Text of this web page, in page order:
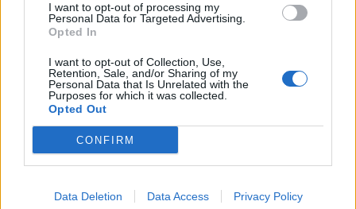
I want to opt-out of processing my
Personal Data for Targeted Advertising.
Opted In
I want to opt-out of Collection, Use,
Retention, Sale, and/or Sharing of my
Personal Data that Is Unrelated with the
Purposes for which it was collected.
Opted Out
CONFIRM
Data Deletion Data Access Privacy Policy